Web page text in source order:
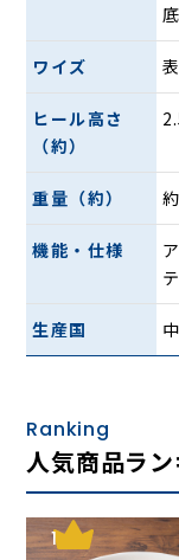
3E相当の足先がゆ
ISO13287（靴底の
いいただけます。
底
ワイズ
ヒール高さ
（約）
重量（約）
機能・仕様
生産国
Ranking
人気商品ラ
1